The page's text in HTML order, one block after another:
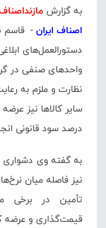
به گزارش
اصناف ایران- قاسم
دستورالعمل‌های
واحدهای صنفی در
نظارت و ملزم به
سایر کالاها نیز
درصد سود قانونی
به گفته وی دشواری
نیز فاصله میان
تأمین در برخی
قیمت‌گذاری و عرضه